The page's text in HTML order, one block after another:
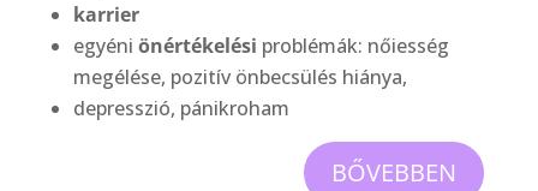
karrier
egyéni önértékelési problémák: nőiesség
megélése, pozitív önbecsülés hiánya,
depresszió, pánikroham
BŐVEBBEN